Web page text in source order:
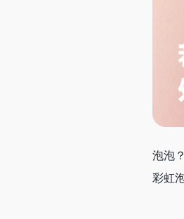
泡泡
彩虹